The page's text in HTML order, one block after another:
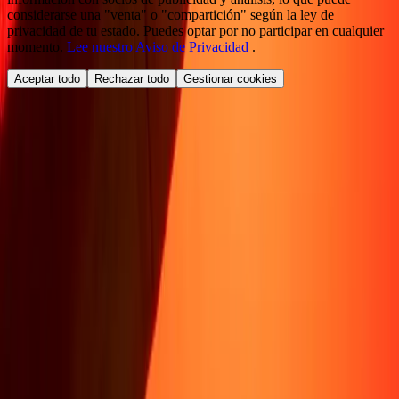
considerarse una "venta" o "compartición" según la ley de
privacidad de tu estado. Puedes optar por no participar en cualquier
momento. Lee nuestro Aviso de Privacidad .
Aceptar todo Rechazar todo Gestionar cookies